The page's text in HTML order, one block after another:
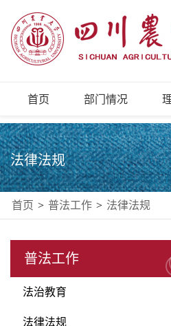
首页 部门情况
法律法规
首页 > 普法工作 > 法律法规
普法工作
法治教育
法律法规